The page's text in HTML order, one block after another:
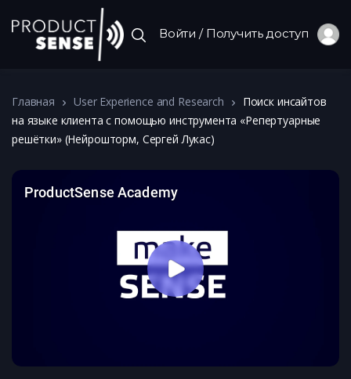
Войти / Получить доступ
Главная User Experience and Research
Поиск инсайтов
на языке клиента с помощью инструмента «Репертуарные
решётки» (Нейрошторм, Сергей Лукас)